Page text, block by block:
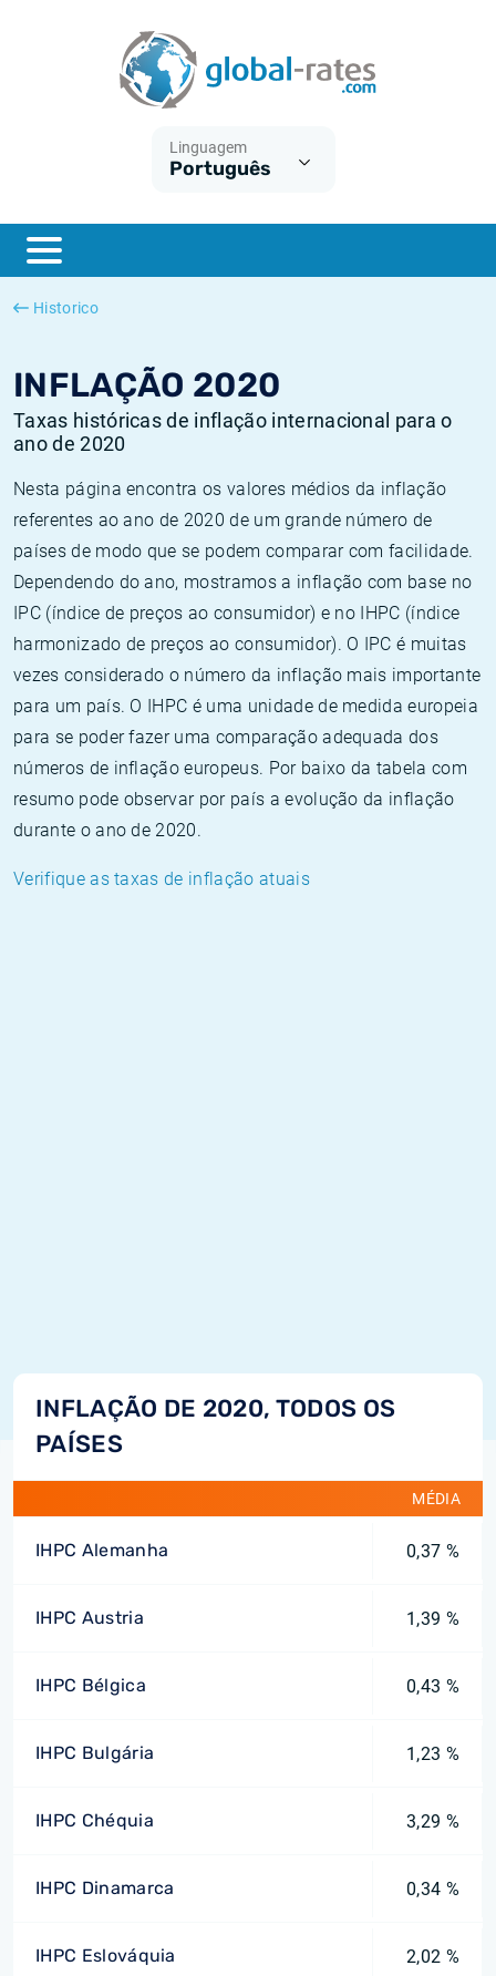
Linguagem
Português
Historico
INFLAÇÃO 2020
Taxas históricas de inflação internacional para o
ano de 2020
Nesta página encontra os valores médios da inflação
referentes ao ano de 2020 de um grande número de
países de modo que se podem comparar com facilidade.
Dependendo do ano, mostramos a inflação com base no
IPC (índice de preços ao consumidor) e no IHPC (índice
harmonizado de preços ao consumidor). O IPC é muitas
vezes considerado o número da inflação mais importante
para um país. O IHPC é uma unidade de medida europeia
para se poder fazer uma comparação adequada dos
números de inflação europeus. Por baixo da tabela com
resumo pode observar por país a evolução da inflação
durante o ano de 2020.
Verifique as taxas de inflação atuais
INFLAÇÃO DE 2020, TODOS OS
PAÍSES
MÉDIA
IHPC Alemanha 0,37 %
IHPC Austria 1,39 %
IHPC Bélgica 0,43 %
IHPC Bulgária 1,23 %
IHPC Chéquia 3,29 %
IHPC Dinamarca 0,34 %
IHPC Eslováquia 2,02 %
ESTER
SONIA
O que é a inflação do IPC?
O que é a inflação do IHPC?
Inflação Estados Unidos
Inflação Europa
Taxas Euribor históricas
Taxas ESTER históricas
Taxas SONIA históricas
Taxas TONAR históricas
Calculadora de inflação